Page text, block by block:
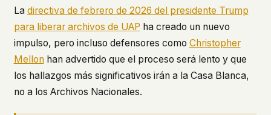
La directiva de febrero de 2026 del presidente Trump
para liberar archivos de UAP ha creado un nuevo
impulso, pero incluso defensores como Christopher
Mellonhan advertido que el proceso será lento y que
los hallazgos más significativos irán a la Casa Blanca,
no a los Archivos Nacionales.